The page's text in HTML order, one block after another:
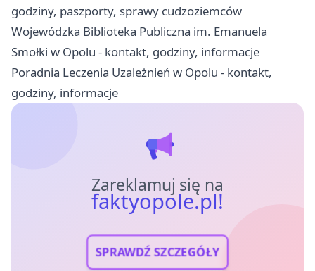
godziny, paszporty, sprawy cudzoziemców
Wojewódzka Biblioteka Publiczna im. Emanuela
Smołki w Opolu - kontakt, godziny, informacje
Poradnia Leczenia Uzależnień w Opolu - kontakt,
godziny, informacje
Zareklamuj się na
faktyopole.pl!
SPRAWDŹ SZCZEGÓŁY